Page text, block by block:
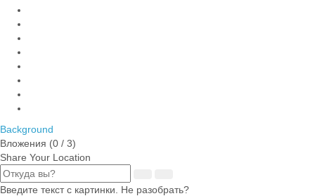
Background
Вложения (0 / 3)
Share Your Location
Введите текст с картинки. Не разобрать?